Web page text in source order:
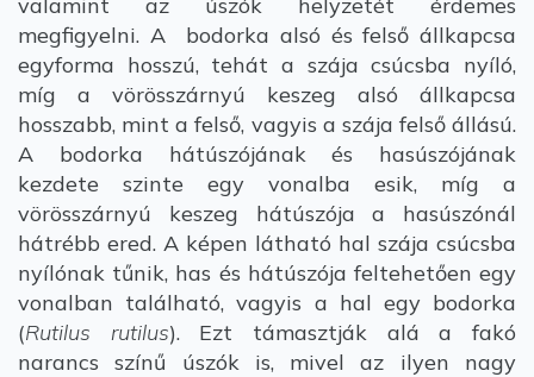
megfigyelni. A bodorka alsó és felső állkapcsa
egyforma hosszú, tehát a szája csúcsba nyíló,
míg a vörösszárnyú keszeg alsó állkapcsa
hosszabb, mint a felső, vagyis a szája felső állású.
A bodorka hátúszójának és hasúszójának
kezdete szinte egy vonalba esik, míg a
vörösszárnyú keszeg hátúszója a hasúszónál
hátrébb ered. A képen látható hal szája csúcsba
nyílónak tűnik, has és hátúszója feltehetően egy
vonalban található, vagyis a hal egy bodorka
(Rutilus rutilus). Ezt támasztják alá a fakó
narancs színű úszók is, mivel az ilyen nagy